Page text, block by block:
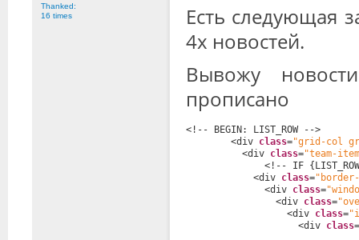
Thanked:
16 times
Есть следующая
4х новостей.
Вывожу
прописано
<!-- BEGIN: LIST_ROW -->
<div class="grid-col
<div class="team-
<!-- IF
<div class=
<div class=
<div class=
<div class=
<div class=